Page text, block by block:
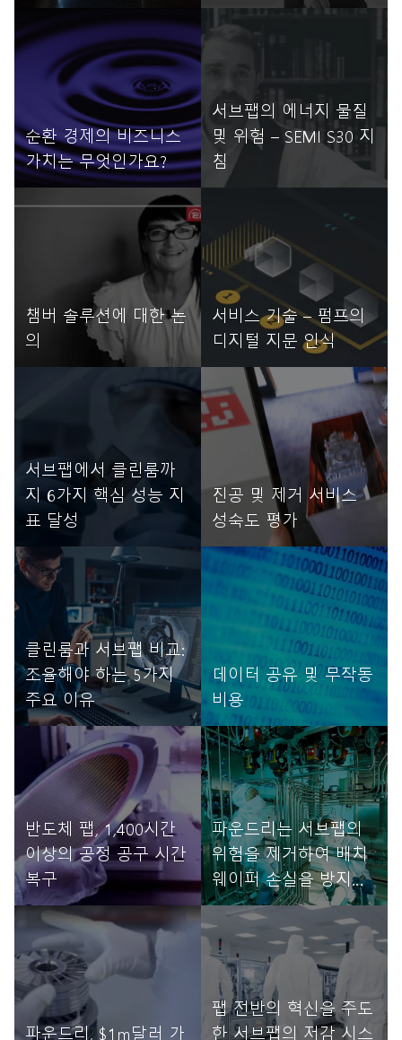
자세히 읽기
순환 경제의 비즈니스
가치는 무엇인가요?
자세히 읽기
서브팹의 에너지 물질
및 위험 – SEMI S30 지
침
챔버 솔루션에 대한 논
의
서비스 기술 – 펌프의
디지털 지문 인식
자세히 읽기
서브팹에서 클린룸까
지 6가지 핵심 성능 지
표 달성
자세히 읽기
진공 및 제거 서비스
성숙도 평가
자세히 읽기
클린룸과 서브팹 비교:
조율해야 하는 5가지
주요 이유
자세히 읽기
데이터 공유 및 무작동
비용
자세히 읽기
반도체 팹, 1,400시간
이상의 공정 공구 시간
복구
자세히 읽기
파운드리는 서브팹의
위험을 제거하여 배치
웨이퍼 손실을 방지합
니다.
자세히 읽기
파운드리, $1m달러 가
팹 전반의 혁신을 주도
한 서브팹의 저감 시스